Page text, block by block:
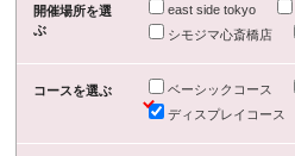
開催場所を選
ぶ
east side tokyo
シモジマ心斎橋店
コースを選ぶ ベーシックコース
ディスプレイコース